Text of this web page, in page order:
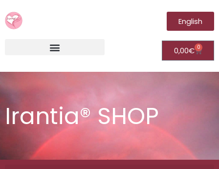
English
0,00€ 0
Irantia® SHOP